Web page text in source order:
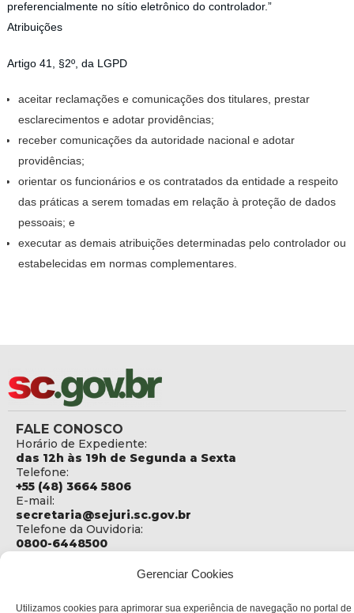
Gerenciar Cookies
Utilizamos cookies para aprimorar sua experiência de navegação no portal de
preferencialmente no sítio eletrônico do controlador.”
Atribuições
Artigo 41, §2º, da LGPD
aceitar reclamações e comunicações dos titulares, prestar
esclarecimentos e adotar providências;
receber comunicações da autoridade nacional e adotar
providências;
orientar os funcionários e os contratados da entidade a respeito
das práticas a serem tomadas em relação à proteção de dados
pessoais; e
executar as demais atribuições determinadas pelo controlador ou
estabelecidas em normas complementares.
FALE CONOSCO
Horário de Expediente:
das 12h às 19h de Segunda a Sexta
Telefone:
+55 (48) 3664 5806
E-mail:
secretaria@sejuri.sc.gov.br
Telefone da Ouvidoria:
0800-6448500
Social